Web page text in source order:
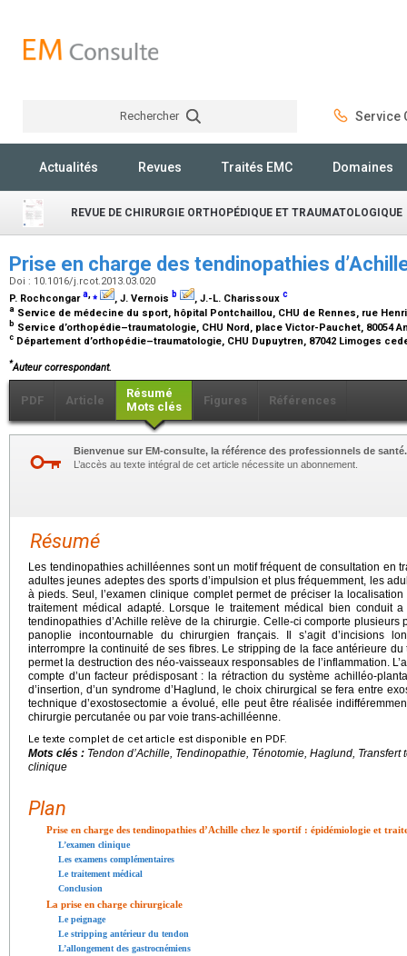
Rechercher Service
Actualités Revues Traités EMC Domaines
REVUE DE CHIRURGIE ORTHOPÉDIQUE ET TRAUMATOLOGIQUE
Prise en charge des tendinopathies
Doi : 10.1016/j.rcot.2013.03.020
P. Rochcongara,⁎ , J. Vernois b , J.-L. Charissoux c
a Service de médecine du sport, hôpital Pontchaillou, CHU de Rennes, rue
b Service d’orthopédie–traumatologie, CHU Nord, place Victor-Pauchet, 80054
c Département d’orthopédie–traumatologie, CHU Dupuytren, 87042 Limoges
*Auteur correspondant.
PDF Article
Résumé
Mots clés
Figures Références
Bienvenue sur EM-consulte, la référence des professionnels de santé.
L’accès au texte intégral de cet article nécessite un abonnement.
Résumé
Les tendinopathies achilléennes sont un motif fréquent de consultation en
adultes jeunes adeptes des sports d’impulsion et plus fréquemment, les
à pieds. Seul, l’examen clinique complet permet de préciser la
traitement médical adapté. Lorsque le traitement médical bien conduit
tendinopathies d’Achille relève de la chirurgie. Celle-ci comporte
panoplie incontournable du chirurgien français. Il s’agit d’incisions
interrompre la continuité de ses fibres. Le stripping de la face antérieure
permet la destruction des néo-vaisseaux responsables de l’inflammation.
compte d’un facteur prédisposant : la rétraction du système achilléo-
d’insertion, d’un syndrome d’Haglund, le choix chirurgical se fera entre
technique d’exostosectomie a évolué, elle peut être réalisée
chirurgie percutanée ou par voie trans-achilléenne.
Le texte complet de cet article est disponible en PDF.
Mots clés : Tendon d’Achille, Tendinopathie, Ténotomie, Haglund,
clinique
Plan
Prise en charge des tendinopathies d’Achille chez le sportif : épidémiologie et
L’examen clinique
Les examens complémentaires
Le traitement médical
Conclusion
La prise en charge chirurgicale
Le peignage
Le stripping antérieur du tendon
L’allongement des gastrocnémiens